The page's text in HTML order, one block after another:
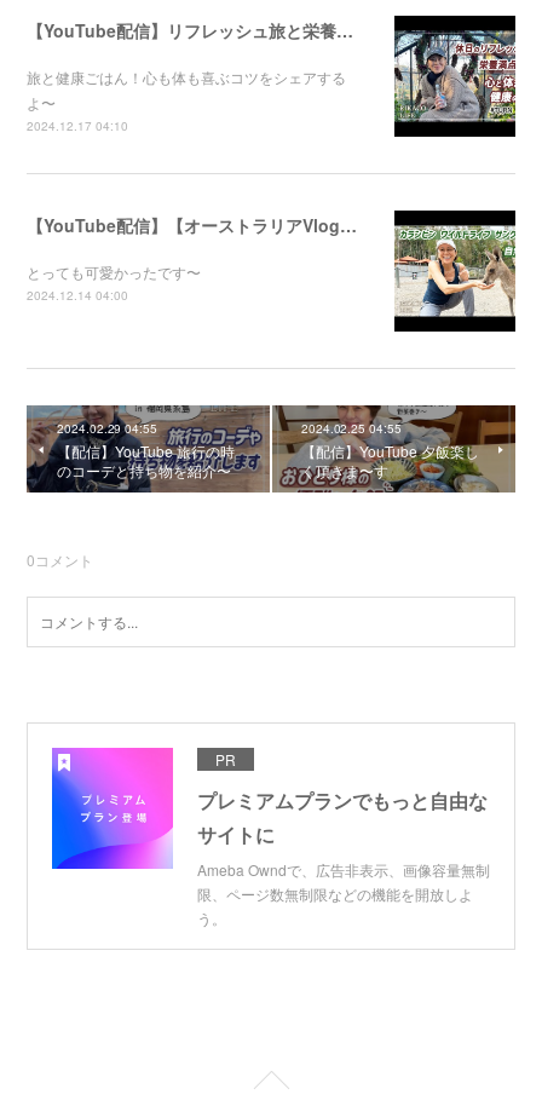
【YouTube配信】リフレッシュ旅と栄養満点ごはん！心と体が喜ぶ健康のコツ
旅と健康ごはん！心も体も喜ぶコツをシェアする
よ〜
2024.12.17 04:10
【YouTube配信】【オーストラリアVlog】自然公園で動物たちと触れ合ってきました〜
とっても可愛かったです〜
2024.12.14 04:00
2024.02.29 04:55
【配信】YouTube 旅行の時
のコーデと持ち物を紹介〜
2024.02.25 04:55
【配信】YouTube 夕飯楽し
く頂きま〜す
0コメント
PR
プレミアムプランでもっと自由な
サイトに
Ameba Owndで、広告非表示、画像容量無制
限、ページ数無制限などの機能を開放しよ
う。